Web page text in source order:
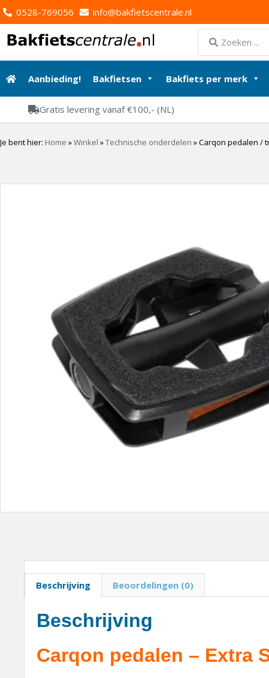
0528-769056 info@bakfietscentrale.nl
Aanbieding! Bakfietsen Bakfiets per merk
Gratis levering vanaf €100,- (NL)
Je bent hier: Home »Winkel »Technische onderdelen »Carqon pedalen /
Beschrijving Beoordelingen (0)
Beschrijving
Carqon pedalen – Extra